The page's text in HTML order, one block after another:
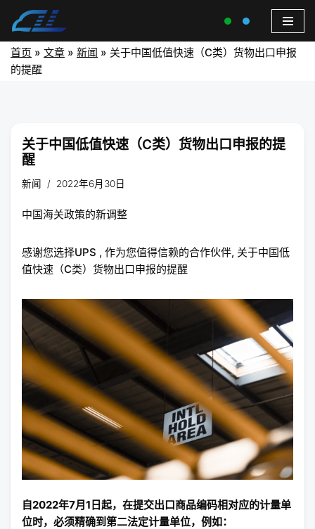
首页 » 文章 » 新闻 » 关于中国低值快速（C类）货物出口申报
的提醒
关于中国低值快速（C类）货物出口申报的提
醒
新闻 2022年6月30日
中国海关政策的新调整
感谢您选择UPS , 作为您值得信赖的合作伙伴, 关于中国低
值快速（C类）货物出口申报的提醒
自2022年7月1日起，在提交出口商品编码相对应的计量单
位时，必须精确到第二法定计量单位，例如：